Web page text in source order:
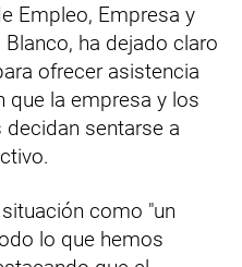
Empleo, Empresa y
ha dejado claro
ofrecer asistencia
que la empresa y los
sentarse a
como "un
lo que hemos